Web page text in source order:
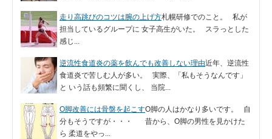
走り高跳びのコツは腕の上げ方札幌研修でのこと。 私が
担当しているグループに 女子高生がいた。 スラっとした
感じ...
逆流性食道炎の薬を飲んでも改善しない理由近年、逆流性
食道炎で苦しむ人が多い。 実際、「私もそうなんです」
と いう話も頻繁に聞くし、 当院...
O脚改善には骨盤を起こすO脚の人はかなり多いです。 自
分もそうですが・・・ 昔から、O脚の男性を見かけた
ら 柔道をやっ...